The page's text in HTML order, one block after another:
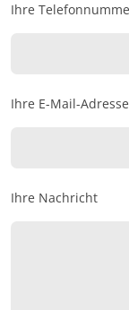
Ihre
Ihre E-Mail-
Ihre Nachricht